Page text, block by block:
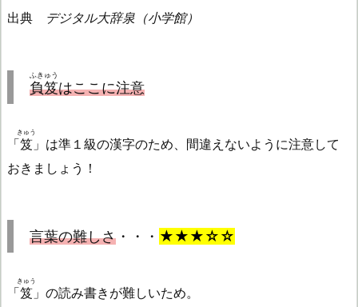
出典 デジタル大辞泉（小学館）
負笈
ふきゅう
はここに注意
「笈
きゅう
」は準１級の漢字のため、間違えないように注意して
おきましょう！
言葉の難しさ ・・・ ★★★☆☆
「笈
きゅう
」の読み書きが難しいため。